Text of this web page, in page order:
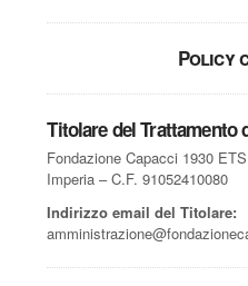
Policy
Titolare del Trattamento
Fondazione Capacci 1930
Imperia – C.F. 91052410080
Indirizzo email del Titolare: